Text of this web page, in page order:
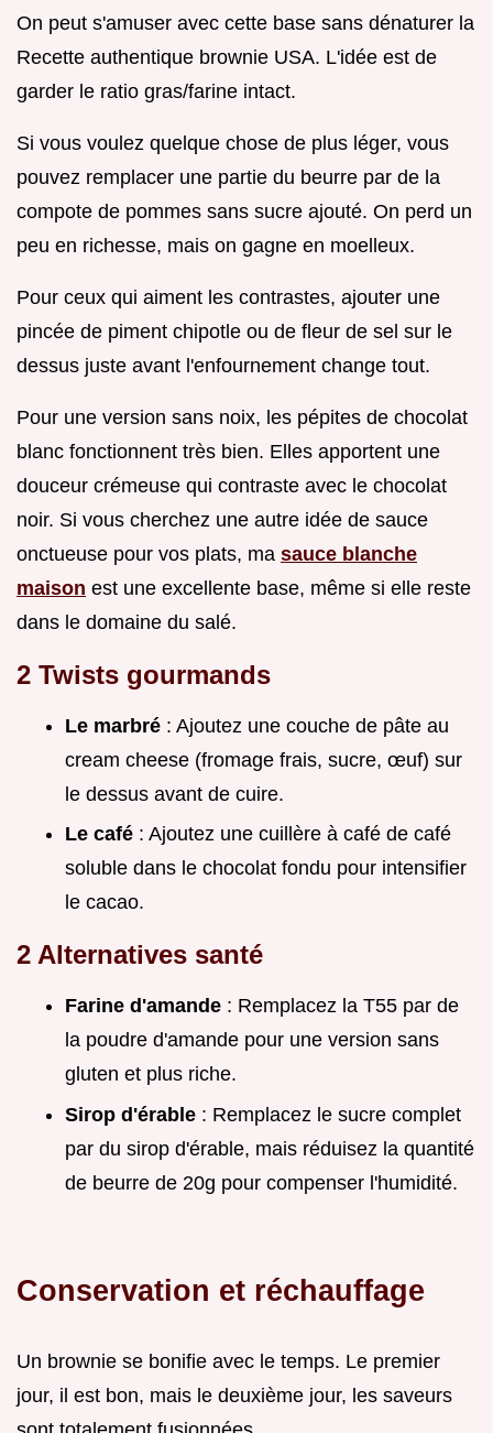
On peut s'amuser avec cette base sans dénaturer la
Recette authentique brownie USA. L'idée est de
garder le ratio gras/farine intact.
Si vous voulez quelque chose de plus léger, vous
pouvez remplacer une partie du beurre par de la
compote de pommes sans sucre ajouté. On perd un
peu en richesse, mais on gagne en moelleux.
Pour ceux qui aiment les contrastes, ajouter une
pincée de piment chipotle ou de fleur de sel sur le
dessus juste avant l'enfournement change tout.
Pour une version sans noix, les pépites de chocolat
blanc fonctionnent très bien. Elles apportent une
douceur crémeuse qui contraste avec le chocolat
noir. Si vous cherchez une autre idée de sauce
onctueuse pour vos plats, ma sauce blanche
maison est une excellente base, même si elle reste
dans le domaine du salé.
2 Twists gourmands
Le marbré : Ajoutez une couche de pâte au
cream cheese (fromage frais, sucre, œuf) sur
le dessus avant de cuire.
Le café : Ajoutez une cuillère à café de café
soluble dans le chocolat fondu pour intensifier
le cacao.
2 Alternatives santé
Farine d'amande : Remplacez la T55 par de
la poudre d'amande pour une version sans
gluten et plus riche.
Sirop d'érable : Remplacez le sucre complet
par du sirop d'érable, mais réduisez la quantité
de beurre de 20g pour compenser l'humidité.
Conservation et réchauffage
Un brownie se bonifie avec le temps. Le premier
jour, il est bon, mais le deuxième jour, les saveurs